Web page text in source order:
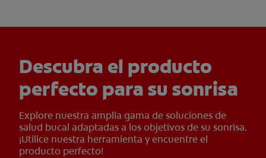
Descubra el producto
perfecto para su sonrisa
Explore nuestra amplia gama de soluciones de
salud bucal adaptadas a los objetivos de su sonrisa.
¡Utilice nuestra herramienta y encuentre el
producto perfecto!